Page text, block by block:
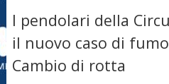
I pendolari della
il nuovo caso di
Cambio di rotta